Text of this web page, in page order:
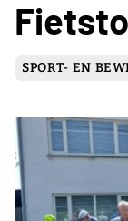
SPORT- EN